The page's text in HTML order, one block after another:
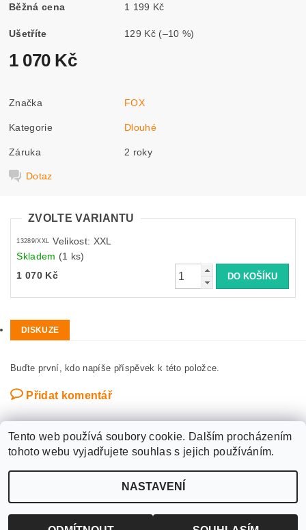
Běžná cena 1 199 Kč
Ušetříte 129 Kč (–10 %)
1 070 Kč
Značka FOX
Kategorie Dlouhé
Záruka 2 roky
Dotaz
ZVOLTE VARIANTU
13289/XXL Velikost: XXL
Skladem (1 ks)
1 070 Kč
DISKUZE
Buďte první, kdo napíše příspěvek k této položce.
Přidat komentář
WANTED SPORT PARDUBICE , všechna práva vyhrazena
cookies
Tento web používá soubory cookie. Dalším procházením
tohoto webu vyjadřujete souhlas s jejich používáním.
NASTAVENÍ